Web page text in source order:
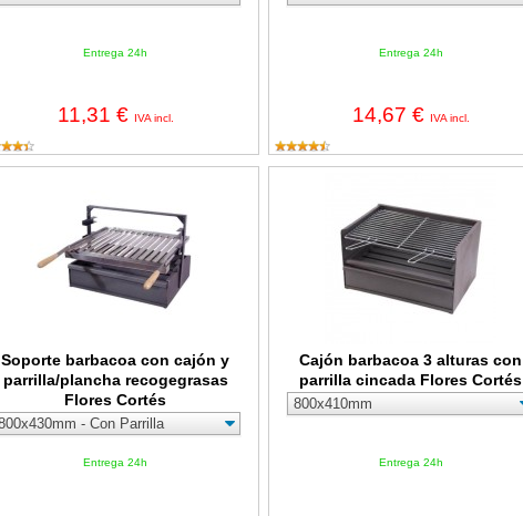
Entrega 24h
11,31 € IVA incl.
Entrega 24h
14,67 € IVA incl.
Soporte barbacoa con cajón y
parrilla/plancha recogegrasas
Flores Cortés
Entrega 24h
Cajón barbacoa 3 alturas con
parrilla cincada Flores Cortés
Entrega 24h